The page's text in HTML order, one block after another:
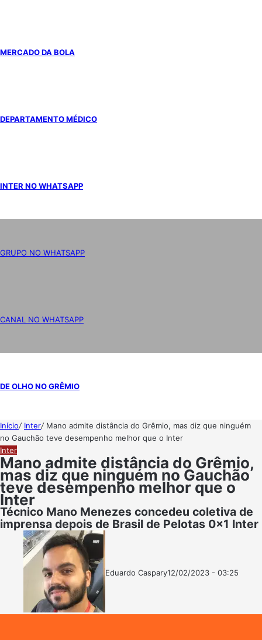
MERCADO DA BOLA
DEPARTAMENTO MÉDICO
INTER NO WHATSAPP
GRUPO NO WHATSAPP
CANAL NO WHATSAPP
DE OLHO NO GRÊMIO
Início/ Inter/ Mano admite distância do Grêmio, mas diz que ninguém
no Gauchão teve desempenho melhor que o Inter
Inter
Mano admite distância do Grêmio,
mas diz que ninguém no Gauchão
teve desempenho melhor que o
Inter
Técnico Mano Menezes concedeu coletiva de
imprensa depois de Brasil de Pelotas 0x1 Inter
Eduardo CasparyFollow
Mande
12/02/2023 - 03:25